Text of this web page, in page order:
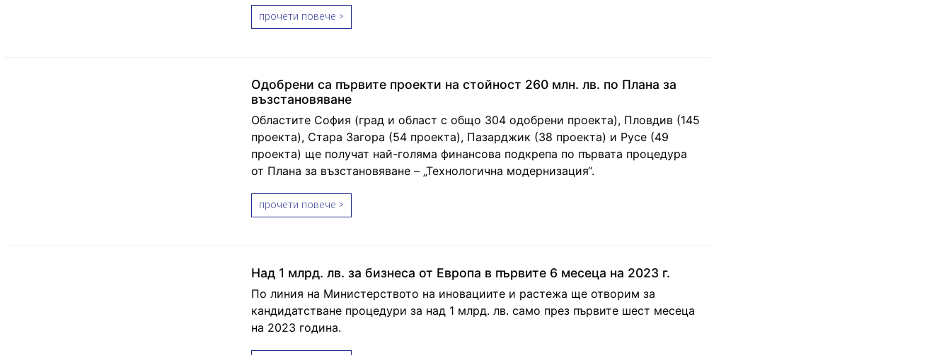
прочети повече >
Одобрени са първите проекти на стойност 260 млн. лв. по Плана за
възстановяване
Областите София (град и област с общо 304 одобрени проекта), Пловдив (145
проекта), Стара Загора (54 проекта), Пазарджик (38 проекта) и Русе (49
проекта) ще получат най-голяма финансова подкрепа по първата процедура
от Плана за възстановяване – „Технологична модернизация“.
прочети повече >
Над 1 млрд. лв. за бизнеса от Европа в първите 6 месеца на 2023 г.
По линия на Министерството на иновациите и растежа ще отворим за
кандидатстване процедури за над 1 млрд. лв. само през първите шест месеца
на 2023 година.